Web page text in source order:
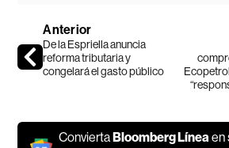
Anterior
De la Espriella anuncia
reforma tributaria y
congelará el gasto público
Convierta Bloomberg Líneaen